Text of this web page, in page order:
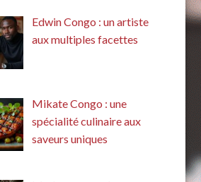
Edwin Congo : un artiste
aux multiples facettes
Mikate Congo : une
spécialité culinaire aux
saveurs uniques